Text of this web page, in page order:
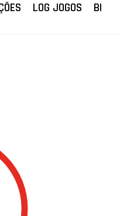
LOG JOGOS